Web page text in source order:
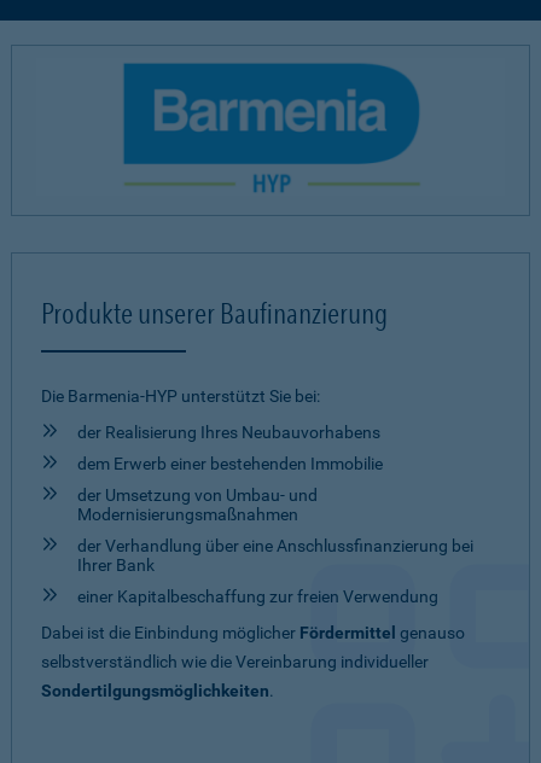
Produkte unserer Baufinanzierung
Die Barmenia-HYP unterstützt Sie bei:
der Realisierung Ihres Neubauvorhabens
dem Erwerb einer bestehenden Immobilie
der Umsetzung von Umbau- und
Modernisierungsmaßnahmen
der Verhandlung über eine Anschlussfinanzierung bei
Ihrer Bank
einer Kapitalbeschaffung zur freien Verwendung
Dabei ist die Einbindung möglicher Fördermittel genauso
selbstverständlich wie die Vereinbarung individueller
Sondertilgungsmöglichkeiten.